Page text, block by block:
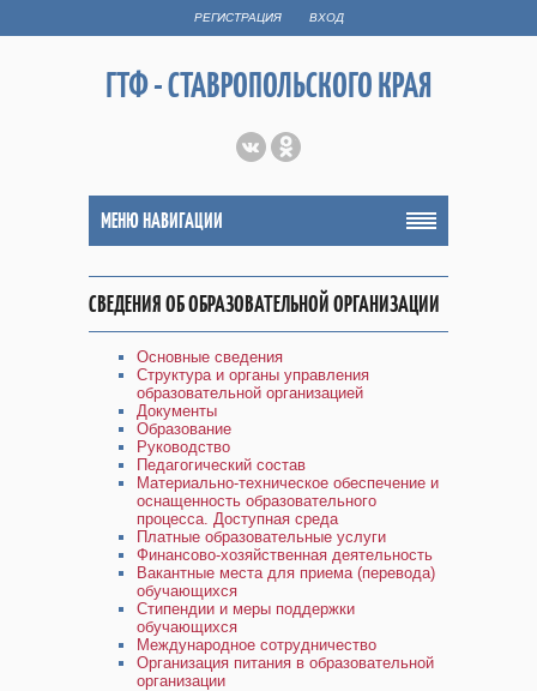
РЕГИСТРАЦИЯ ВХОД
ГТФ - СТАВРОПОЛЬСКОГО КРАЯ
МЕНЮ НАВИГАЦИИ
СВЕДЕНИЯ ОБ ОБРАЗОВАТЕЛЬНОЙ ОРГАНИЗАЦИИ
Основные сведения
Структура и органы управления
образовательной организацией
Документы
Образование
Руководство
Педагогический состав
Материально-техническое обеспечение и
оснащенность образовательного
процесса. Доступная среда
Платные образовательные услуги
Финансово-хозяйственная деятельность
Вакантные места для приема (перевода)
обучающихся
Стипендии и меры поддержки
обучающихся
Международное сотрудничество
Организация питания в образовательной
организации